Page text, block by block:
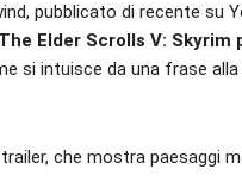
pubblicato di recente su
Elder Scrolls V: Skyrim
si intuisce da una frase
che mostra paesaggi